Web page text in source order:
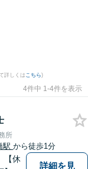
詳しくは こちら)
4件中 1-4件を表示
所
駅 から徒歩1分
【休
詳細を見